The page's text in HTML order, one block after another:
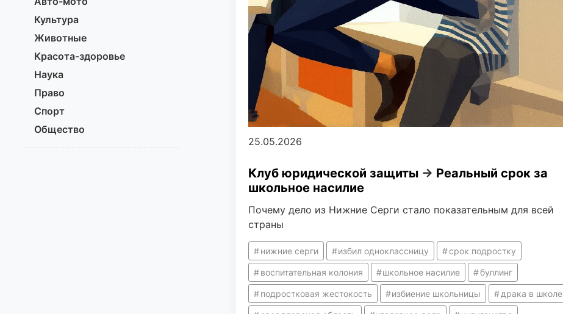
Культура
Животные
Красота-здоровье
Наука
Право
Спорт
Общество
25.05.2026
Клуб юридической защиты → Реальный срок за
школьное насилие
Почему дело из Нижние Серги стало показательным для всей
страны
нижние серги избил одноклассницу срок подростку
воспитательная колония школьное насилие буллинг
подростковая жестокость избиение школьницы драка в школе